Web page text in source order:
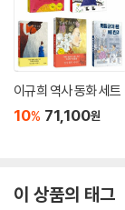
이규희 역사 동화 세트
10% 71,100원
이 상품의 태그